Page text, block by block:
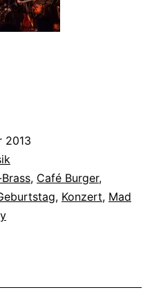
2013
, Café Burger,
, Konzert, Mad